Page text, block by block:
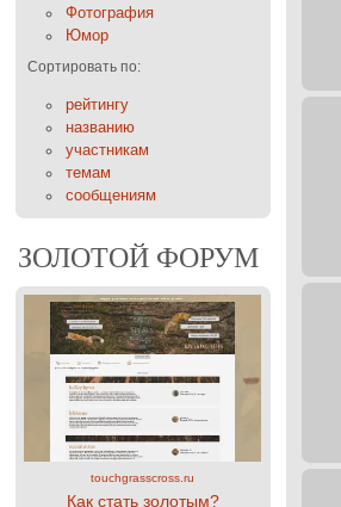
Фотография
Юмор
Сортировать по:
рейтингу
названию
участникам
темам
сообщениям
ЗОЛОТОЙ ФОРУМ
touchgrasscross.ru
Как стать золотым?